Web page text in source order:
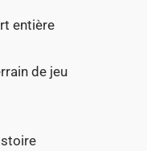
entière
de jeu